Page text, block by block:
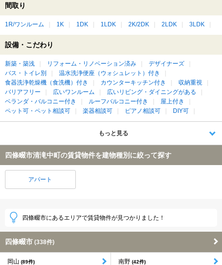
間取り
1R/ワンルーム 1K 1DK 1LDK 2K/2DK 2LDK 3LDK
設備・こだわり
新築・築浅 リフォーム・リノベーション済み
デザイナーズ
バス・トイレ別
温水洗浄便座（ウォシュレット）付き
食器洗浄乾燥機（食洗機）付き
カウンターキッチン付き
収納重視
バリアフリー
広いワンルーム
広いリビング・ダイニングがある
ベランダ・バルコニー付き
ルーフバルコニー付き
屋上付き
ペット可・ペット相談可
楽器相談可 ピアノ相談可 DIY可
もっと見る
四條畷市清滝中町の賃貸物件を建物種別に絞って探す
アパート
四條畷市にあるエリアで賃貸物件が見つかりました！
四條畷市 (338件)
岡山 (89件) 南野 (42件)